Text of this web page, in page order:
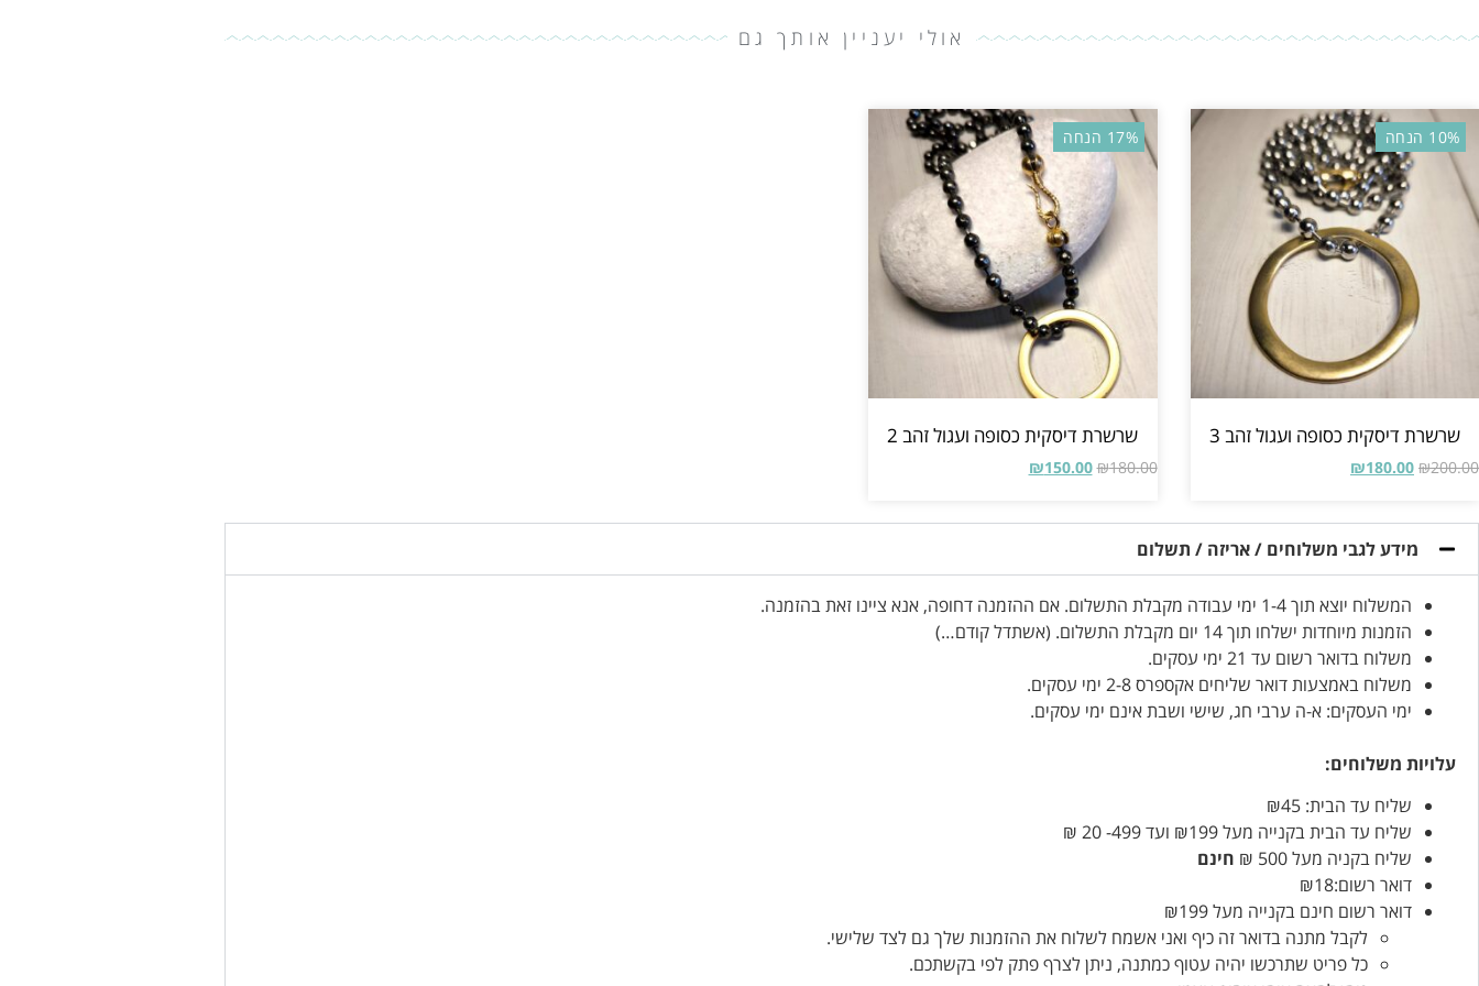
אולי יעניין אותך גם
שרשרת דיסקית כסופה ועגול זהב 3
₪200.00
₪180.00
שרשרת דיסקית כסופה ועגול זהב 2
₪180.00
₪150.00
מידע לגבי משלוחים / אריזה / תשלום
המשלוח יוצא תוך 1-4 ימי עבודה מקבלת התשלום. אם ההזמנה דחופה, אנא ציינו זאת בהזמנה.
הזמנות מיוחדות ישלחו תוך 14 יום מקבלת התשלום. (אשתדל קודם…)
משלוח בדואר רשום עד 21 ימי עסקים.
משלוח באמצעות דואר שליחים אקספרס 2-8 ימי עסקים.
ימי העסקים: א-ה ערבי חג, שישי ושבת אינם ימי עסקים.
עלויות משלוחים:
שליח עד הבית: ₪45
שליח עד הבית בקנייה מעל ₪199 ועד 499- 20 ₪
שליח בקניה מעל 500 ₪
חינם
דואר רשום:₪18
דואר רשום חינם בקנייה מעל ₪199
לקבל מתנה בדואר זה כיף ואני אשמח לשלוח את ההזמנות שלך גם לצד שלישי.
כל פריט שתרכשו יהיה עטוף כמתנה, ניתן לצרף פתק לפי בקשתכם.